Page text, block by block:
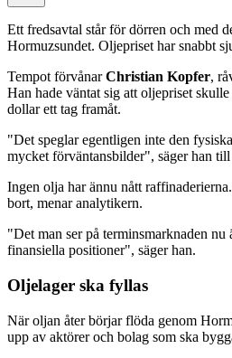
Ett fredsavtal står för dörren och med
Hormuzsundet. Oljepriset har snabbt
Tempot förvånarChristian Kopfer,
Han hade väntat sig att oljepriset
dollar ett tag framåt.
"Det speglar egentligen inte den
mycket förväntansbilder", säger han
Ingen olja har ännu nått
bort, menar analytikern.
"Det man ser på terminsmarknaden nu
finansiella positioner", säger han.
Oljelager ska fyllas
När oljan åter börjar flöda genom
upp av aktörer och bolag som ska